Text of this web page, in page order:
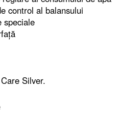
control al balansului
speciale
Silver.